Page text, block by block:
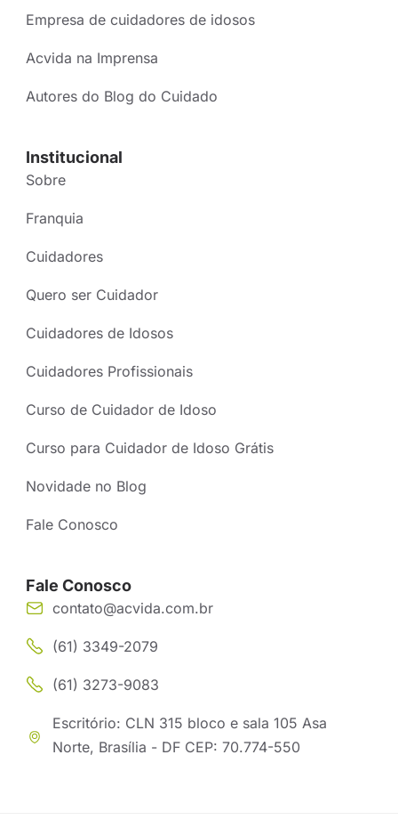
Empresa de cuidadores de idosos
Acvida na Imprensa
Autores do Blog do Cuidado
Institucional
Sobre
Franquia
Cuidadores
Quero ser Cuidador
Cuidadores de Idosos
Cuidadores Profissionais
Curso de Cuidador de Idoso
Curso para Cuidador de Idoso Grátis
Novidade no Blog
Fale Conosco
Fale Conosco
contato@acvida.com.br
(61) 3349-2079
(61) 3273-9083
Escritório: CLN 315 bloco e sala 105 Asa
Norte, Brasília - DF CEP: 70.774-550